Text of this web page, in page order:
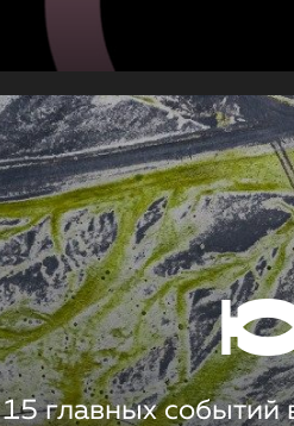
15 главных